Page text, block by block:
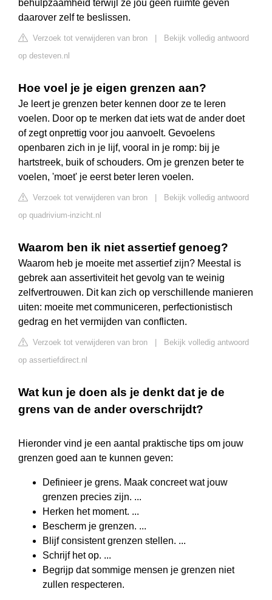
behulpzaamheid terwijl ze jou geen ruimte geven
daarover zelf te beslissen.
Verzoek tot verwijderen van bron
Bekijk volledig antwoord
op desteven.nl
Hoe voel je je eigen grenzen aan?
Je leert je grenzen beter kennen door ze te leren
voelen. Door op te merken dat iets wat de ander doet
of zegt onprettig voor jou aanvoelt. Gevoelens
openbaren zich in je lijf, vooral in je romp: bij je
hartstreek, buik of schouders. Om je grenzen beter te
voelen, 'moet' je eerst beter leren voelen.
Verzoek tot verwijderen van bron
Bekijk volledig antwoord
op quadrivium-inzicht.nl
Waarom ben ik niet assertief genoeg?
Waarom heb je moeite met assertief zijn? Meestal is
gebrek aan assertiviteit het gevolg van te weinig
zelfvertrouwen. Dit kan zich op verschillende manieren
uiten: moeite met communiceren, perfectionistisch
gedrag en het vermijden van conflicten.
Verzoek tot verwijderen van bron
Bekijk volledig antwoord
op assertiefdirect.nl
Wat kun je doen als je denkt dat je de
grens van de ander overschrijdt?
Hieronder vind je een aantal praktische tips om jouw
grenzen goed aan te kunnen geven:
Definieer je grens. Maak concreet wat jouw
grenzen precies zijn. ...
Herken het moment. ...
Bescherm je grenzen. ...
Blijf consistent grenzen stellen. ...
Schrijf het op. ...
Begrijp dat sommige mensen je grenzen niet
zullen respecteren.